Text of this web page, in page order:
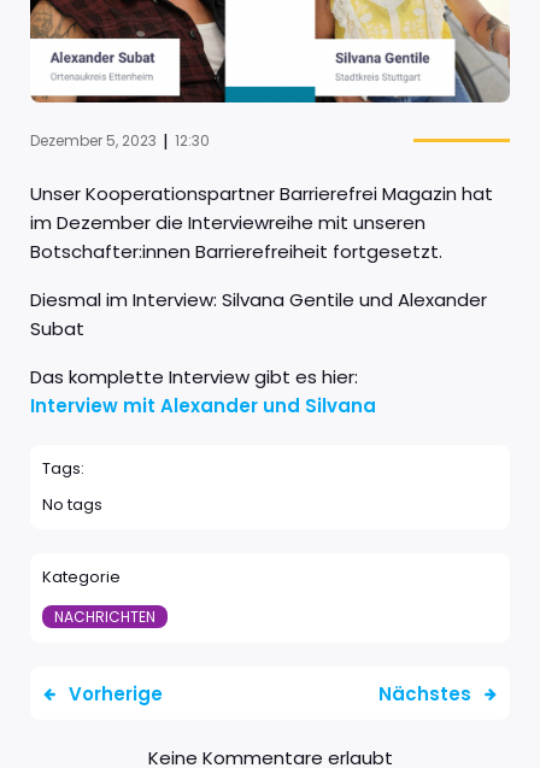
Dezember 5, 2023 | 12:30
Unser Kooperationspartner BarrierefreiMagazin hat
im Dezember die Interviewreihe mit unseren
Botschafter:innen Barrierefreiheit fortgesetzt.
Diesmal im Interview: Silvana Gentile und Alexander
Subat
Das komplette Interview gibt es hier:
Interview mit Alexander und Silvana
Tags:
No tags
Kategorie
NACHRICHTEN
Vorherige Nächstes
Keine Kommentare erlaubt